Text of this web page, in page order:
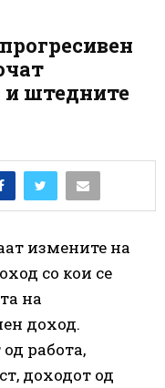
и штедните
измените на
со кои се
на
доход.
работа,
доходот од